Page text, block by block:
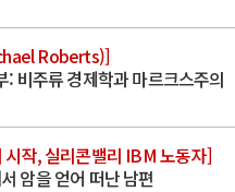
Roberts)]
: 비주류 경제학과 마르크스주의
작, 실리콘밸리 IBM 노동자]
암을 얻어 떠난 남편